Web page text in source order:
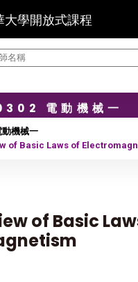
大學開放式課程
電動機械一
動機械一
of Basic Laws of
of Basic